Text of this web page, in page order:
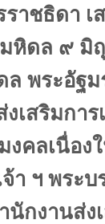
าชธิดา เ
หิดล ๙ มิถุ
พระอัฐ
เสริมกา
งคลเนื่อ
จ้า ฯ พร
นักงานส่ง